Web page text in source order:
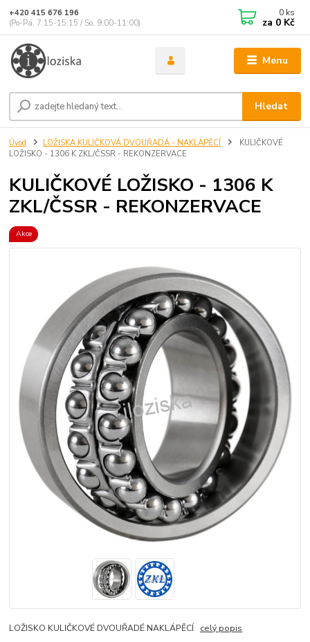
Menu
Hledat
+420 415 676 196
(Po-Pá, 7:15-15:15 / So, 9:00-11:00)
0 ks
za 0 Kč
Úvod LOŽISKA KULIČKOVÁ DVOUŘADÁ - NAKLÁPĚCÍ
KULIČKOVÉ
LOŽISKO - 1306 K ZKL/ČSSR - REKONZERVACE
KULIČKOVÉ LOŽISKO - 1306 K
ZKL/ČSSR - REKONZERVACE
Akce
LOŽISKO KULIČKOVÉ DVOUŘADÉ NAKLÁPĚCÍ celý popis